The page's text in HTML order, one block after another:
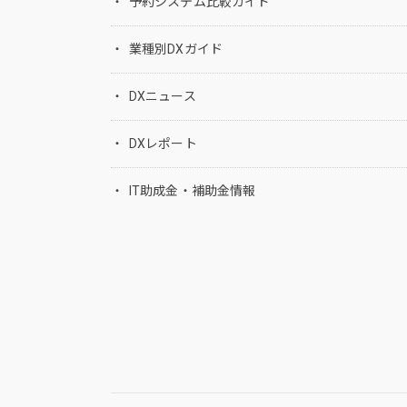
業種別DXガイド
DXニュース
DXレポート
IT助成金・補助金情報